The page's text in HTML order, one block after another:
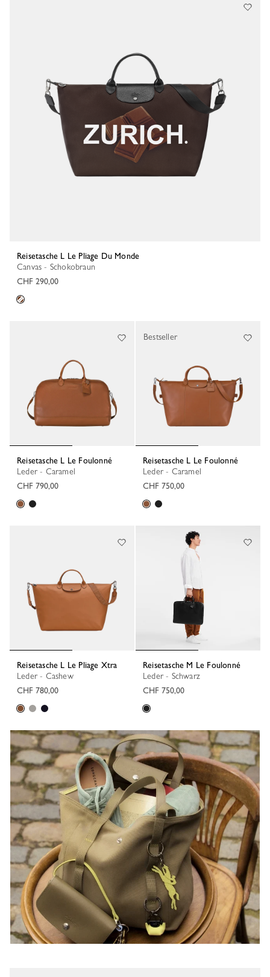
Reisetasche L Le Pliage Du Monde
Canvas - Schokobraun
CHF 290,00
Reisetasche L Le Foulonné
Leder - Caramel
CHF 790,00
Reisetasche L Le Foulonné
Leder - Caramel
CHF 750,00
Bestseller
Reisetasche L Le Pliage Xtra
Leder - Cashew
CHF 780,00
Reisetasche M Le Foulonné
Leder - Schwarz
CHF 750,00